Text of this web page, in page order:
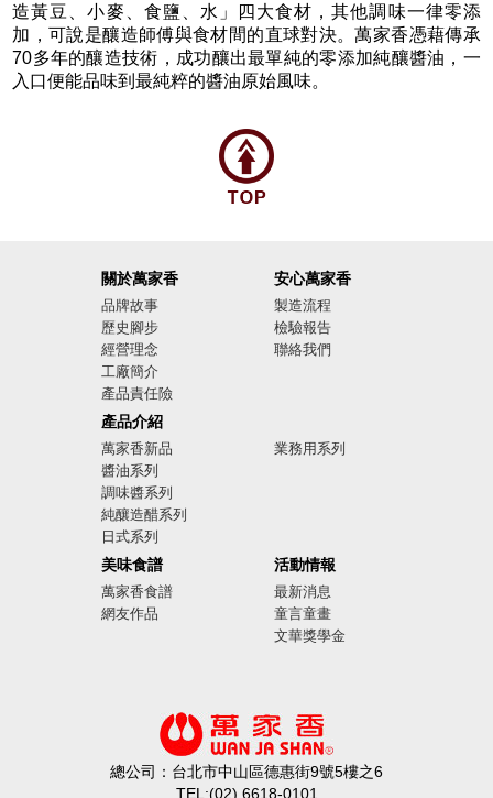
造黃豆、小麥、食鹽、水」四大食材，其他調味一律零添
加，可說是釀造師傅與食材間的直球對決。萬家香憑藉傳承
70多年的釀造技術，成功釀出最單純的零添加純釀醬油，一
入口便能品味到最純粹的醬油原始風味。
關於萬家香
品牌故事
歷史腳步
經營理念
工廠簡介
產品責任險
廣告影音
產品介紹
萬家香新品
醬油系列
調味醬系列
純釀造醋系列
日式系列
業務用系列
美味食譜
萬家香食譜
網友作品
安心萬家香
製造流程
檢驗報告
聯絡我們
活動情報
最新消息
童言童畫
文華獎學金
總公司：台北市中山區德惠街9號5樓之6
TEL:(02) 6618-0101